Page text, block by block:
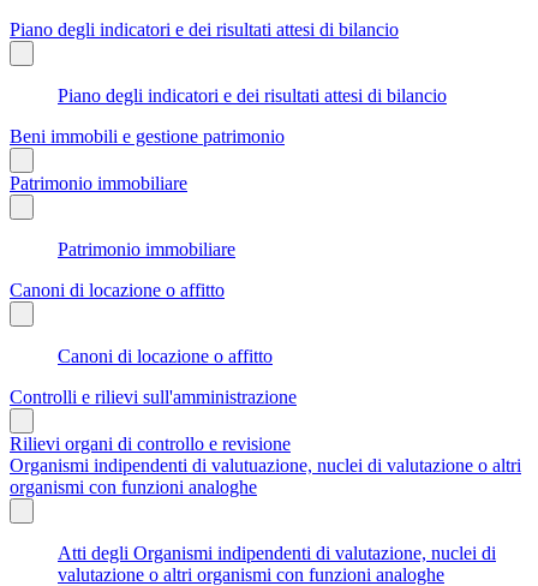
Piano degli indicatori e dei risultati attesi di bilancio
Piano degli indicatori e dei risultati attesi di bilancio
Beni immobili e gestione patrimonio
Patrimonio immobiliare
Patrimonio immobiliare
Canoni di locazione o affitto
Canoni di locazione o affitto
Controlli e rilievi sull'amministrazione
Rilievi organi di controllo e revisione
Organismi indipendenti di valutuazione, nuclei di valutazione o altri
organismi con funzioni analoghe
Atti degli Organismi indipendenti di valutazione, nuclei di
valutazione o altri organismi con funzioni analoghe